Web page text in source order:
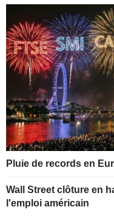
Pluie de records en
Wall Street clôture en
l'emploi américain